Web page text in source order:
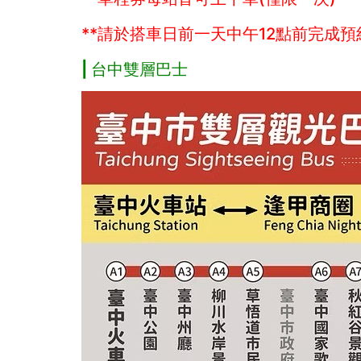
**請於搭車日前一天中午12點前完成
| 台中雙層巴士